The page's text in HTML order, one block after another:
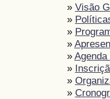
» Visão
»
»
»
»
»
»
»